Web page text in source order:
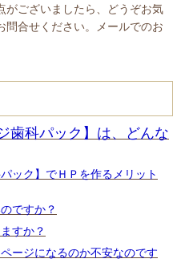
がございましたら、どうぞお気
問合せください。メールでのお
歯科パック】は、どんな
ック】でＨＰを作るメリット
ですか？
すか？
ージになるのか不安なのです